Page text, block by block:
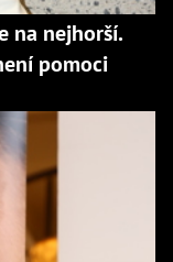
na nejhorší.
pomoci